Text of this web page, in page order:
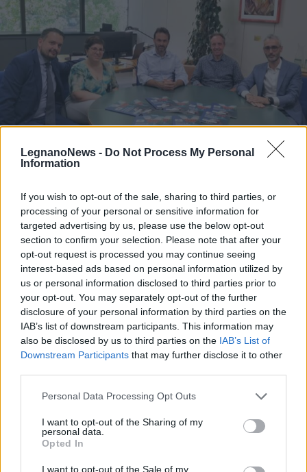
LegnanoNews - Do Not Process My Personal
Information
If you wish to opt-out of the sale, sharing to third parties, or
processing of your personal or sensitive information for
targeted advertising by us, please use the below opt-out
section to confirm your selection. Please note that after your
opt-out request is processed you may continue seeing
interest-based ads based on personal information utilized by
us or personal information disclosed to third parties prior to
your opt-out. You may separately opt-out of the further
disclosure of your personal information by third parties on the
IAB’s list of downstream participants. This information may
also be disclosed by us to third parties on the IAB’s List of
Downstream Participants that may further disclose it to other
Personal Data Processing Opt Outs
I want to opt-out of the Sharing of my
personal data.
Opted In
I want to opt-out of the Sale of my
Primo bilancio di sostenibilità per
il gruppo AMGA: “Opportunità di
crescita e trasparenza”